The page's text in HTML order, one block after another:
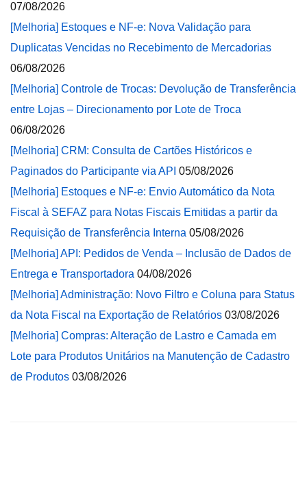
07/08/2026
[Melhoria] Estoques e NF-e: Nova Validação para
Duplicatas Vencidas no Recebimento de Mercadorias
06/08/2026
[Melhoria] Controle de Trocas: Devolução de Transferência
entre Lojas – Direcionamento por Lote de Troca
06/08/2026
[Melhoria] CRM: Consulta de Cartões Históricos e
Paginados do Participante via API 05/08/2026
[Melhoria] Estoques e NF-e: Envio Automático da Nota
Fiscal à SEFAZ para Notas Fiscais Emitidas a partir da
Requisição de Transferência Interna 05/08/2026
[Melhoria] API: Pedidos de Venda – Inclusão de Dados de
Entrega e Transportadora 04/08/2026
[Melhoria] Administração: Novo Filtro e Coluna para Status
da Nota Fiscal na Exportação de Relatórios 03/08/2026
[Melhoria] Compras: Alteração de Lastro e Camada em
Lote para Produtos Unitários na Manutenção de Cadastro
de Produtos 03/08/2026